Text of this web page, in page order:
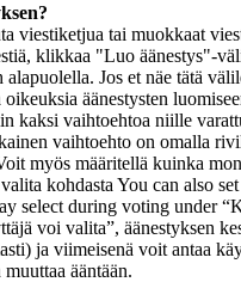
viestiketjua tai muokkaat
klikkaa "Luo äänestys"-
Jos et näe tätä
äänestysten
kaksi vaihtoehtoa niille
vaihtoehto on omalla
myös määritellä kuinka
kohdasta You can also
select during voting under
voi valita”, äänestyksen
ja viimeisenä voit antaa
ääntään.